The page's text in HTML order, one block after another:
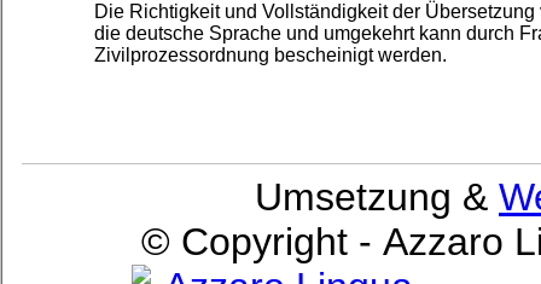
Die Richtigkeit und Vollständigkeit der
die deutsche Sprache und umgekehrt kann durch
Zivilprozessordnung bescheinigt werden.
Umsetzung &
© Copyright - Azzaro